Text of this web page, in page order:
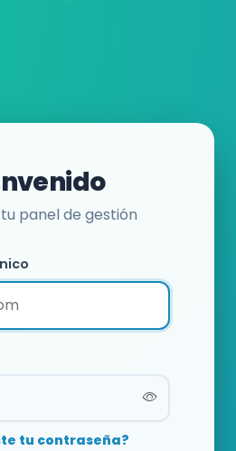
panel de gestión
tu contraseña?